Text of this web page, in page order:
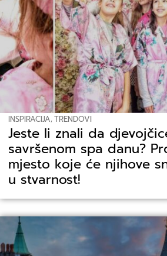
INSPIRACIJA,TRENDOVI
Jeste li znali da
savršenom spa danu?
mjesto koje će njihove
u stvarnost!